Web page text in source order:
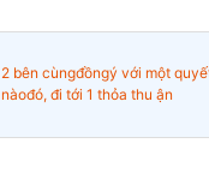
2 bên cùngđồngý với một
nàođó, đi tới 1 thỏa thu ận